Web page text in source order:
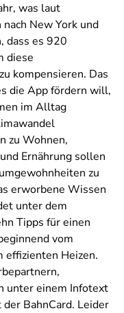
was laut
New York und
dass es 920
diese
kompensieren. Das
die App fördern will,
im Alltag
zu Wohnen,
Ernährung sollen
zu
erworbene Wissen
unter dem
Tipps für einen
vom
effizienten Heizen.
unter einem Infotext
BahnCard. Leider